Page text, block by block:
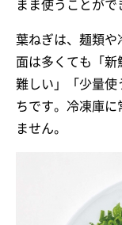
まま使うことがで
葉ねぎは、麺類や
面は多くても「
難しい」「少量使
ちです。冷凍庫に
ません。